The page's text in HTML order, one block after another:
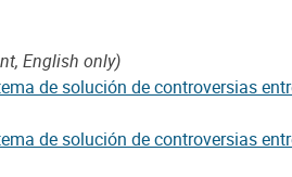
English only)
de solución de controversias
de solución de controversias